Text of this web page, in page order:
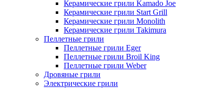
Керамические грили Kamado Joe
Керамические грили Start Grill
Керамические грили Monolith
Керамические грили Takimura
Пеллетные грили
Пеллетные грили Eger
Пеллетные грили Broil King
Пеллетные грили Weber
Дровяные грили
Электрические грили